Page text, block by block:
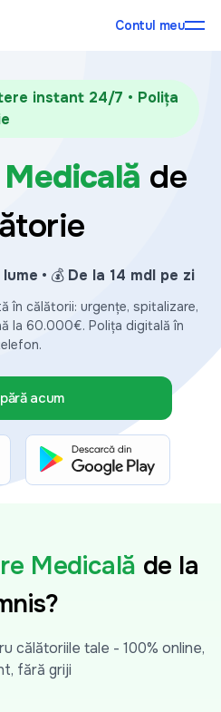
Contul meu
instant 24/7 • Polița
de
• 💰 De la 14 mdl pe zi
în călătorii: urgențe, spitalizare,
la 60.000€. Polița digitală în
acum
Medicală de la
călătoriile tale - 100% online,
fără griji